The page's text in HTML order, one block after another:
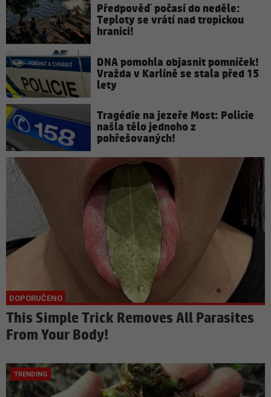
Předpověď počasí do neděle:
Teploty se vrátí nad tropickou
hranici!
DNA pomohla objasnit pomníček!
Vražda v Karlíně se stala před 15
lety
Tragédie na jezeře Most: Policie
našla tělo jednoho z
pohřešovaných!
This Simple Trick Removes All Parasites
From Your Body!